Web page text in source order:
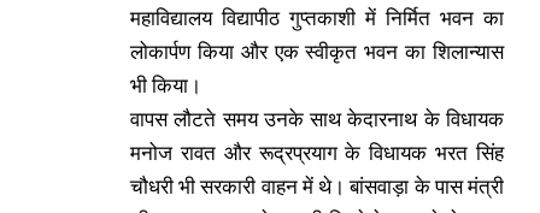
महाविद्यालय विद्यापीठ गुप्तकाशी में निर्मित भवन का
लोकार्पण किया और एक स्वीकृत भवन का शिलान्यास
भी किया।
वापस लौटते समय उनके साथ केदारनाथ के विधायक
मनोज रावत और रूद्रप्रयाग के विधायक भरत सिंह
चौधरी भी सरकारी वाहन में थे। बांसवाड़ा के पास मंत्री